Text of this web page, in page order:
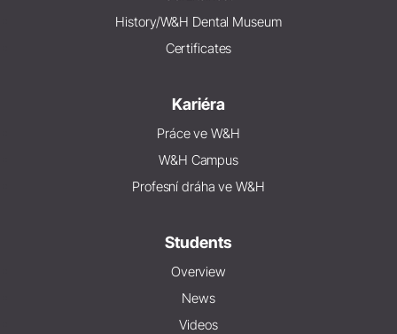
History/W&H Dental Museum
Certificates
Kariéra
Práce ve W&H
W&H Campus
Profesní dráha ve W&H
Students
Overview
News
Videos